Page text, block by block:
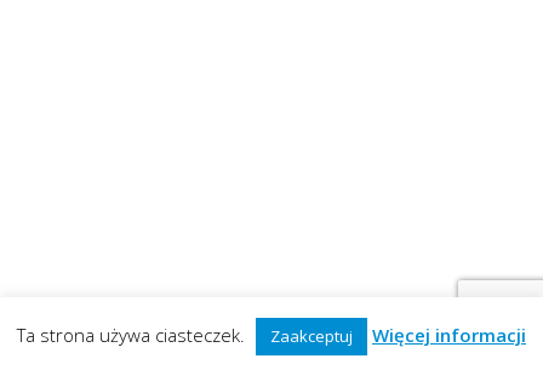
Ta strona używa ciasteczek. Zaakceptuj Więcej informacji